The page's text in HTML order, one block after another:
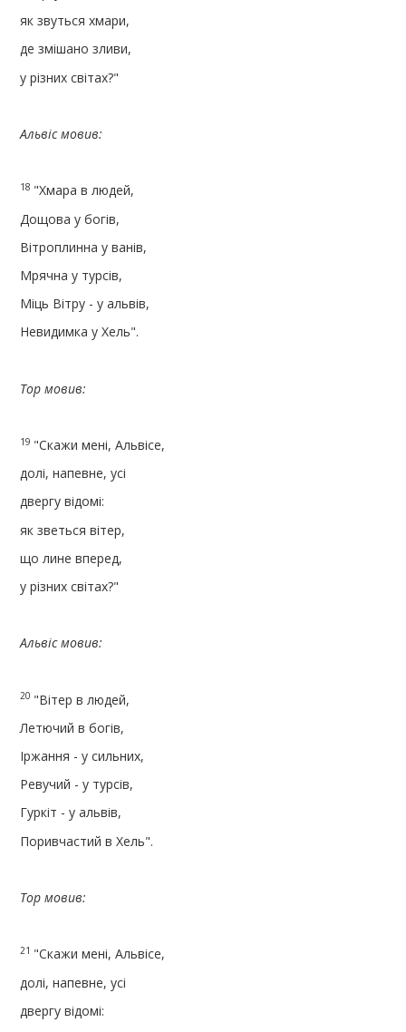
як звуться хмари,
де змішано зливи,
у різних світах?"
Альвіс мовив:
18 "Хмара в людей,
Дощова у богів,
Вітроплинна у ванів,
Мрячна у турсів,
Міць Вітру - у альвів,
Невидимка у Хель".
Тор мовив:
19 "Скажи мені, Альвісе,
долі, напевне, усі
двергу відомі:
як зветься вітер,
що лине вперед,
у різних світах?"
Альвіс мовив:
20 "Вітер в людей,
Летючий в богів,
Іржання - у сильних,
Ревучий - у турсів,
Гуркіт - у альвів,
Поривчастий в Хель".
Тор мовив:
21 "Скажи мені, Альвісе,
долі, напевне, усі
двергу відомі: